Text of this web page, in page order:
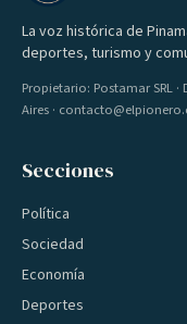
La voz histórica de
deportes, turismo y
Propietario: Postamar SRL ·
Aires ·
Secciones
Política
Sociedad
Economía
Deportes